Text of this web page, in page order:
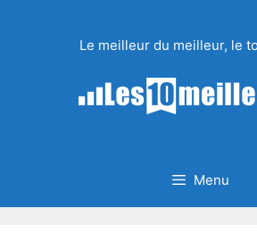
Le meilleur du meilleur, le
Menu